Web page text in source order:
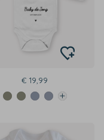
€ 19,99